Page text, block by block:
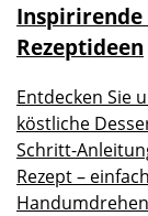
Inspirirende
Rezeptideen
Entdecken Sie
köstliche
Schritt-
Rezept –